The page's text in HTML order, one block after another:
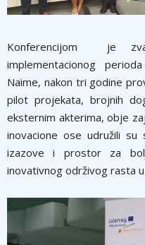
Konferencijom je
implementacionog
Naime, nakon tri godine
pilot projekata, brojnih
eksternim akterima, obje
inovacione ose udružili su
izazove i prostor za
inovativnog održivog rasta